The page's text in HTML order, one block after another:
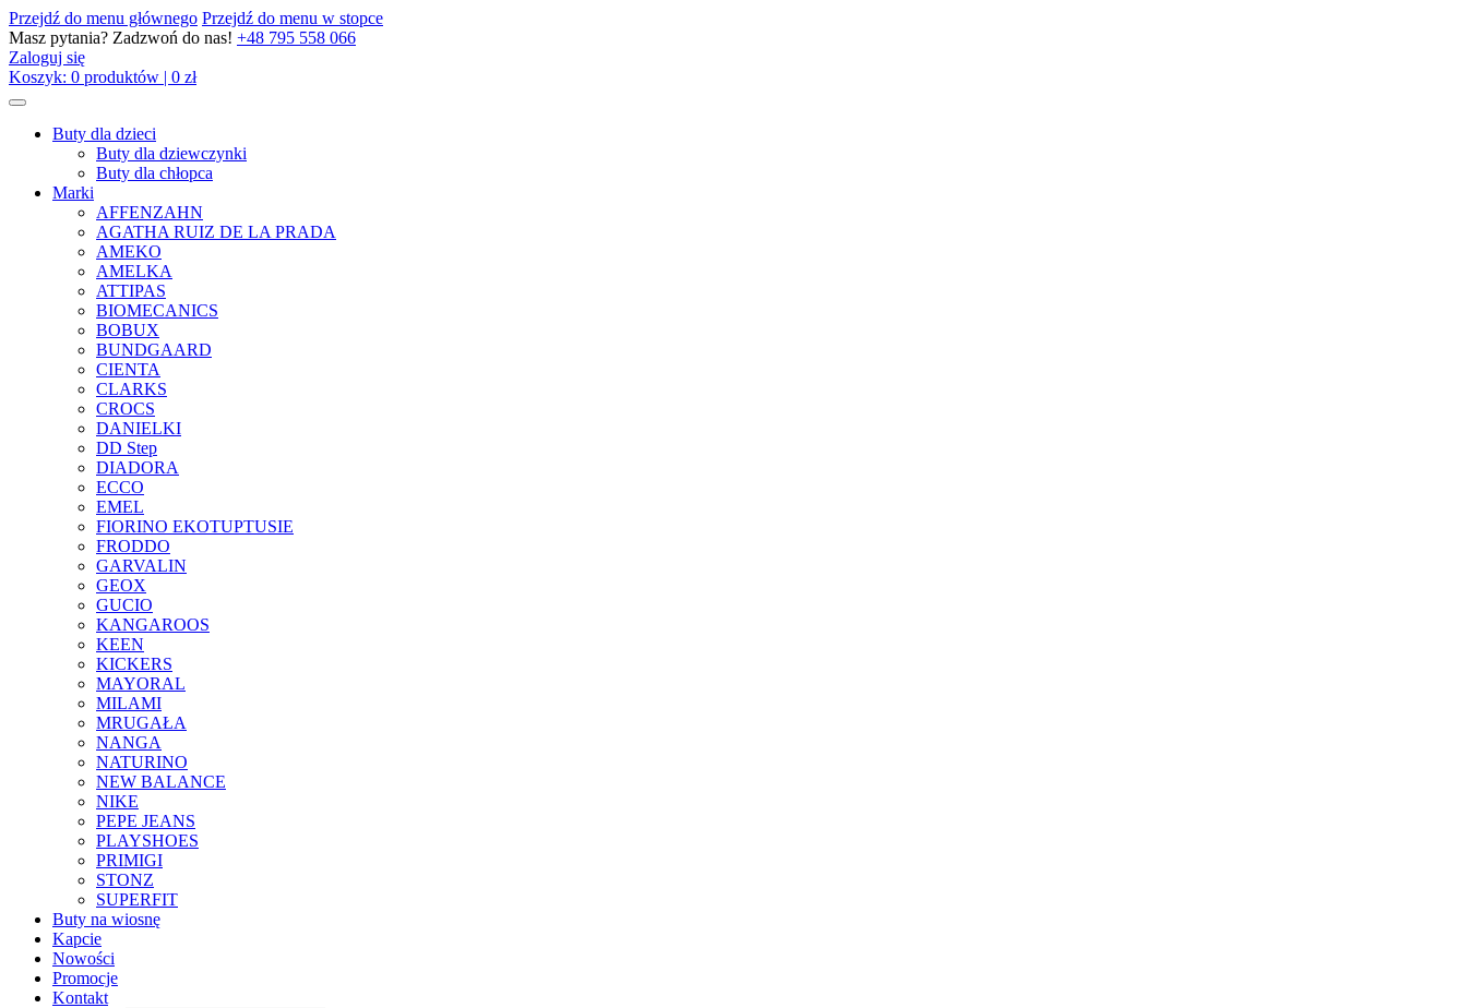
Przejdź do menu głównego Przejdź do menu w stopce
Masz pytania? Zadzwoń do nas! +48 795 558 066
Zaloguj się
Koszyk: 0 produktów | 0 zł
Buty dla dzieci
Buty dla dziewczynki
Buty dla chłopca
Marki
AFFENZAHN
AGATHA RUIZ DE LA PRADA
AMEKO
AMELKA
ATTIPAS
BIOMECANICS
BOBUX
BUNDGAARD
CIENTA
CLARKS
CROCS
DANIELKI
DD Step
DIADORA
ECCO
EMEL
FIORINO EKOTUPTUSIE
FRODDO
GARVALIN
GEOX
GUCIO
KANGAROOS
KEEN
KICKERS
MAYORAL
MILAMI
MRUGAŁA
NANGA
NATURINO
NEW BALANCE
NIKE
PEPE JEANS
PLAYSHOES
PRIMIGI
STONZ
SUPERFIT
Buty na wiosnę
Kapcie
Nowości
Promocje
Kontakt